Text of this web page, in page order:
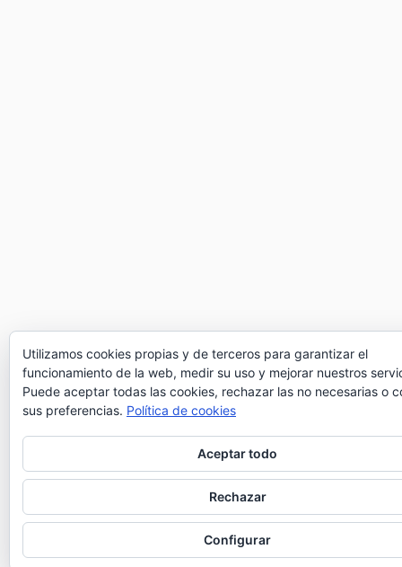
Utilizamos cookies propias y de terceros para garantizar el
funcionamiento de la web, medir su uso y mejorar nuestros
Puede aceptar todas las cookies, rechazar las no necesarias o
sus preferencias. Política de cookies
Aceptar todo
Rechazar
Configurar